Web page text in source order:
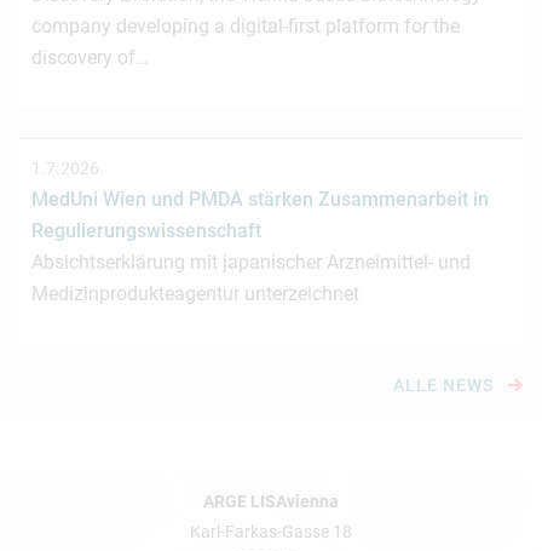
company developing a digital-first platform for the
discovery of…
1.7.2026
MedUni Wien und PMDA stärken Zusammenarbeit in
Regulierungswissenschaft
Absichtserklärung mit japanischer Arzneimittel- und
Medizinprodukteagentur unterzeichnet
ALLE NEWS
ARGE LISAvienna
Karl-Farkas-Gasse 18